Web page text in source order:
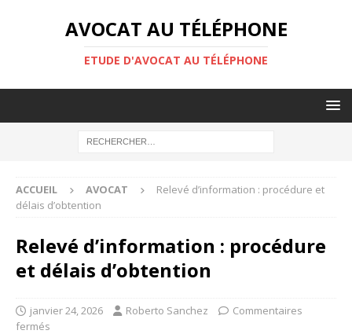
AVOCAT AU TÉLÉPHONE
ETUDE D'AVOCAT AU TÉLÉPHONE
ACCUEIL AVOCAT
Relevé d’information : procédure et
délais d’obtention
Relevé d’information : procédure
et délais d’obtention
janvier 24, 2026 Roberto Sanchez
Commentaires
fermés